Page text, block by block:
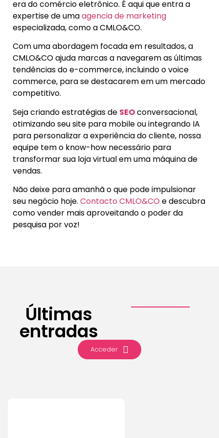
era do comércio eletrônico. É aqui que entra a
expertise de umaagencia de marketing
especializada, como a CMLO&CO.
Com uma abordagem focada em resultados, a
CMLO&CO ajuda marcas a navegarem as últimas
tendências do e-commerce, incluindo o voice
commerce, para se destacarem em um mercado
competitivo.
Seja criando estratégias de SEOconversacional,
otimizando seu site para mobile ou integrando IA
para personalizar a experiência do cliente, nossa
equipe tem o know-how necessário para
transformar sua loja virtual em uma máquina de
vendas.
Não deixe para amanhã o que pode impulsionar
seu negócio hoje. Contacto CMLO&CO e descubra
como vender mais aproveitando o poder da
pesquisa por voz!
Últimas
entradas
Acceder